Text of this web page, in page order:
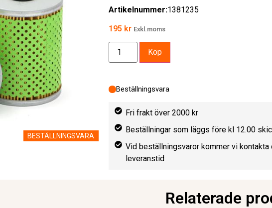
BESTÄLLNINGSVARA
Artikelnummer:1381235
195 kr Exkl.moms
Beställningsvara
Köp
Fri frakt över 2000 kr
Beställningar som läggs före kl 12.00
Vid beställningsvaror kommer vi
leveranstid
Relaterade